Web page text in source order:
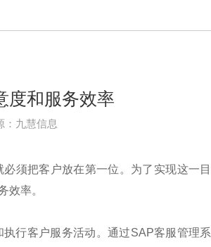
度和服务效率
：九慧信息
须把客户放在第一位。为了实现这一目
效率。
行客户服务活动。通过SAP客服管理系